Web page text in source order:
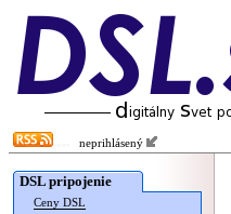
neprihlásený
DSL pripojenie
Ceny DSL